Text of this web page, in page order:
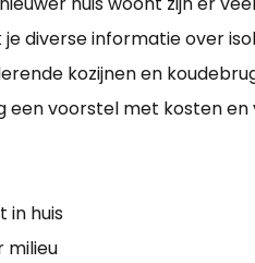
diverse informatie over
kozijnen en
een voorstel met kosten
in huis
milieu